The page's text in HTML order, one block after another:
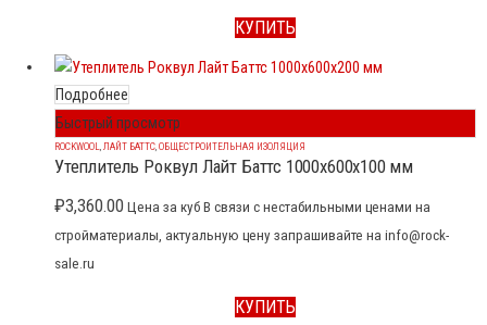
КУПИТЬ
Подробнее
Быстрый просмотр
ROCKWOOL ЛАЙТ БАТТС ОБЩЕСТРОИТЕЛЬНАЯ ИЗОЛЯЦИЯ
Утеплитель Роквул Лайт Баттс 1000x600x100 мм
₽3,360.00 Цена за куб В связи с нестабильными ценами на
стройматериалы, актуальную цену запрашивайте на info@rock-
sale.ru
КУПИТЬ